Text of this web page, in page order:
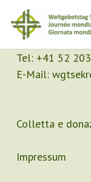
Contatto
Segretariato
Tel: +41 52
E-Mail:
Colletta e
Impressum